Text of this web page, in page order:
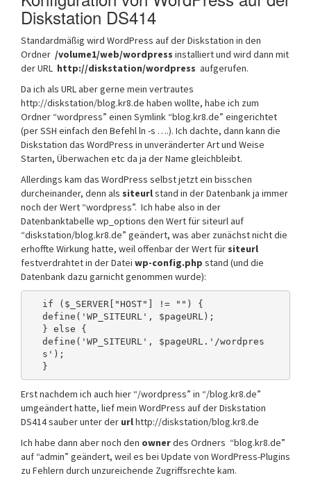
Diskstation DS414
Standardmäßig wird WordPress auf der Diskstation in den
Ordner /volume1/web/wordpress installiert und wird dann mit
der URL http://diskstation/wordpress aufgerufen.
Da ich als URL aber gerne mein vertrautes
http://diskstation/blog.kr8.de haben wollte, habe ich zum
Ordner “wordpress” einen Symlink “blog.kr8.de” eingerichtet
(per SSH einfach den Befehl ln -s ….). Ich dachte, dann kann die
Diskstation das WordPress in unveränderter Art und Weise
Starten, Überwachen etc da ja der Name gleichbleibt.
Allerdings kam das WordPress selbst jetzt ein bisschen
durcheinander, denn als siteurlstand in der Datenbank ja immer
noch der Wert “wordpress”. Ich habe also in der
Datenbanktabelle wp_options den Wert für siteurl auf
“diskstation/blog.kr8.de” geändert, was aber zunächst nicht die
erhoffte Wirkung hatte, weil offenbar der Wert für siteurl
festverdrahtet in der Datei wp-config.php stand (und die
Datenbank dazu garnicht genommen wurde):
if ($_SERVER["HOST"] != "") {
define('WP_SITEURL', $pageURL);
} else {
define('WP_SITEURL', $pageURL.'/wordpres
s');
Erst nachdem ich auch hier “/wordpress” in “/blog.kr8.de”
umgeändert hatte, lief mein WordPress auf der Diskstation
DS414 sauber unter der urlhttp://diskstation/blog.kr8.de
Ich habe dann aber noch den ownerdes Ordners “blog.kr8.de”
auf “admin” geändert, weil es bei Update von WordPress-Plugins
zu Fehlern durch unzureichende Zugriffsrechte kam.